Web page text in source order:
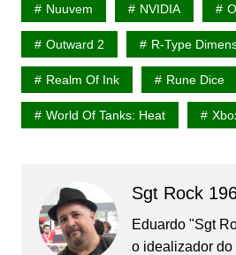
Nuuvem NVIDIA
Outward 2 R-Type
Realm Of Ink Rune Dice
World Of Tanks: Heat
Sgt Rock
Eduardo "Sgt
o idealizador do